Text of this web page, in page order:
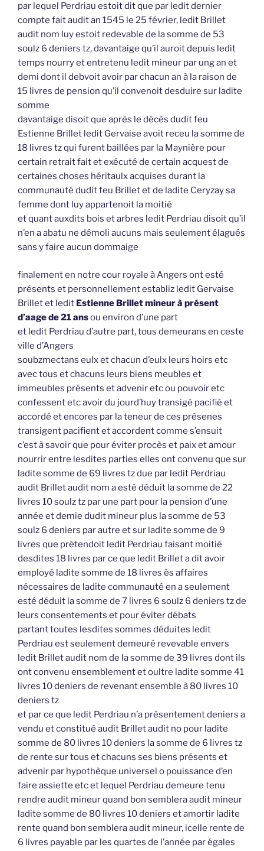
par lequel Perdriau estoit dit que par ledit dernier
compte fait audit an 1545 le 25 février, ledit Brillet
audit nom luy estoit redevable de la somme de 53
soulz 6 deniers tz, davantaige qu’il auroit depuis ledit
temps nourry et entretenu ledit mineur par ung an et
demi dont il debvoit avoir par chacun an à la raison de
15 livres de pension qu’il convenoit desduire sur ladite
somme
davantaige disoit que après le décès dudit feu
Estienne Brillet ledit Gervaise avoit receu la somme de
18 livres tz qui furent baillées par la Maynière pour
certain retrait fait et exécuté de certain acquest de
certaines choses héritaulx acquises durant la
communauté dudit feu Brillet et de ladite Ceryzay sa
femme dont luy appartenoit la moitié
et quant auxdits bois et arbres ledit Perdriau disoit qu’il
n’en a abatu ne démoli aucuns mais seulement élagués
sans y faire aucun dommaige
finalement en notre cour royale à Angers ont esté
présents et personnellement establiz ledit Gervaise
Brillet et ledit Estienne Brillet mineur à présent
d’aage de 21 ansou environ d’une part
et ledit Perdriau d’autre part, tous demeurans en ceste
ville d’Angers
soubzmectans eulx et chacun d’eulx leurs hoirs etc
avec tous et chacuns leurs biens meubles et
immeubles présents et advenir etc ou pouvoir etc
confessent etc avoir du jourd’huy transigé pacifié et
accordé et encores par la teneur de ces présenes
transigent pacifient et accordent comme s’ensuit
c’est à savoir que pour éviter procès et paix et amour
nourrir entre lesdites parties elles ont convenu que sur
ladite somme de 69 livres tz due par ledit Perdriau
audit Brillet audit nom a esté déduit la somme de 22
livres 10 soulz tz par une part pour la pension d’une
année et demie dudit mineur plus la somme de 53
soulz 6 deniers par autre et sur ladite somme de 9
livres que prétendoit ledit Perdriau faisant moitié
desdites 18 livres par ce que ledit Brillet a dit avoir
employé ladite somme de 18 livres ès affaires
nécessaires de ladite communauté en a seulement
esté déduit la somme de 7 livres 6 soulz 6 deniers tz de
leurs consentements et pour éviter débats
partant toutes lesdites sommes déduites ledit
Perdriau est seulement demeuré revevable envers
ledit Brillet audit nom de la somme de 39 livres dont ils
ont convenu ensemblement et oultre ladite somme 41
livres 10 deniers de revenant ensemble à 80 livres 10
deniers tz
et par ce que ledit Perdriau n’a présentement deniers a
vendu et constitué audit Brillet audit no pour ladite
somme de 80 livres 10 deniers la somme de 6 livres tz
de rente sur tous et chacuns ses biens présents et
advenir par hypothèque universel o pouissance d’en
faire assiette etc et lequel Perdriau demeure tenu
rendre audit mineur quand bon semblera audit mineur
ladite somme de 80 livres 10 deniers et amortir ladite
rente quand bon semblera audit mineur, icelle rente de
6 livres payable par les quartes de l’année par égales